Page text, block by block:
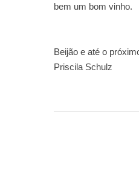
bem um bom vinho.
Beijão e até o
Priscila Schulz